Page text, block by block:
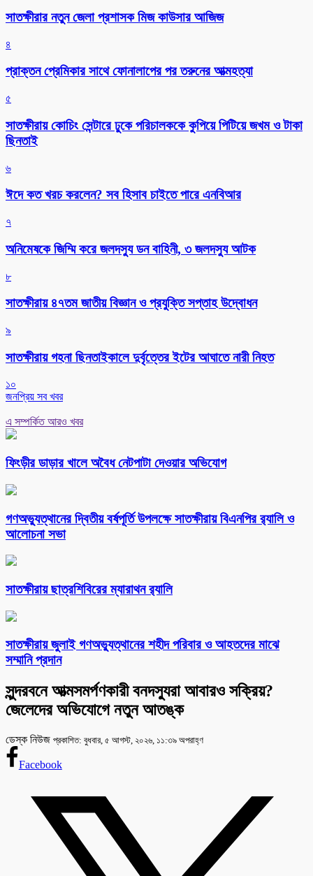
সাতক্ষীরার নতুন জেলা প্রশাসক মিজ কাউসার আজিজ
৪
প্রাক্তন প্রেমিকার সাথে ফোনালাপের পর তরুনের আত্মহত্যা
৫
সাতক্ষীরায় কোচিং সেন্টারে ঢুকে পরিচালককে কুপিয়ে পিটিয়ে জখম ও টাকা
ছিনতাই
৬
ঈদে কত খরচ করলেন? সব হিসাব চাইতে পারে এনবিআর
৭
অনিমেষকে জিম্মি করে জলদস্যু ডন বাহিনী, ৩ জলদস্যু আটক
৮
সাতক্ষীরায় ৪৭তম জাতীয় বিজ্ঞান ও প্রযুক্তি সপ্তাহ উদ্বোধন
৯
সাতক্ষীরায় গহনা ছিনতাইকালে দুর্বৃত্তের ইটের আঘাতে নারী নিহত
১০
জনপ্রিয় সব খবর
এ সম্পর্কিত আরও খবর
ফিংড়ীর ডাড়ার খালে অবৈধ নেটপাটা দেওয়ার অভিযোগ
গণঅভ্যুত্থানের দ্বিতীয় বর্ষপূর্তি উপলক্ষে সাতক্ষীরায় বিএনপির র‌্যালি ও
আলোচনা সভা
সাতক্ষীরায় ছাত্রশিবিরের ম্যারাথন র‌্যালি
সাতক্ষীরায় জুলাই গণঅভ্যুত্থানের শহীদ পরিবার ও আহতদের মাঝে
সম্মানি প্রদান
সুন্দরবনে আত্মসমর্পণকারী বনদস্যুরা আবারও সক্রিয়?
জেলেদের অভিযোগে নতুন আতঙ্ক
ডেস্ক নিউজ প্রকাশিত: বুধবার, ৫ আগস্ট, ২০২৬, ১১:৩৯ অপরাহ্ণ
Facebook